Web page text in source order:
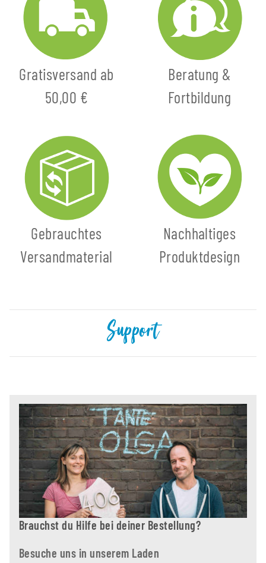
Gratisversand ab
50,00 €
Beratung &
Fortbildung
Gebrauchtes
Versandmaterial
Nachhaltiges
Produktdesign
Support
Brauchst du Hilfe bei deiner Bestellung?
Besuche uns in unserem Laden